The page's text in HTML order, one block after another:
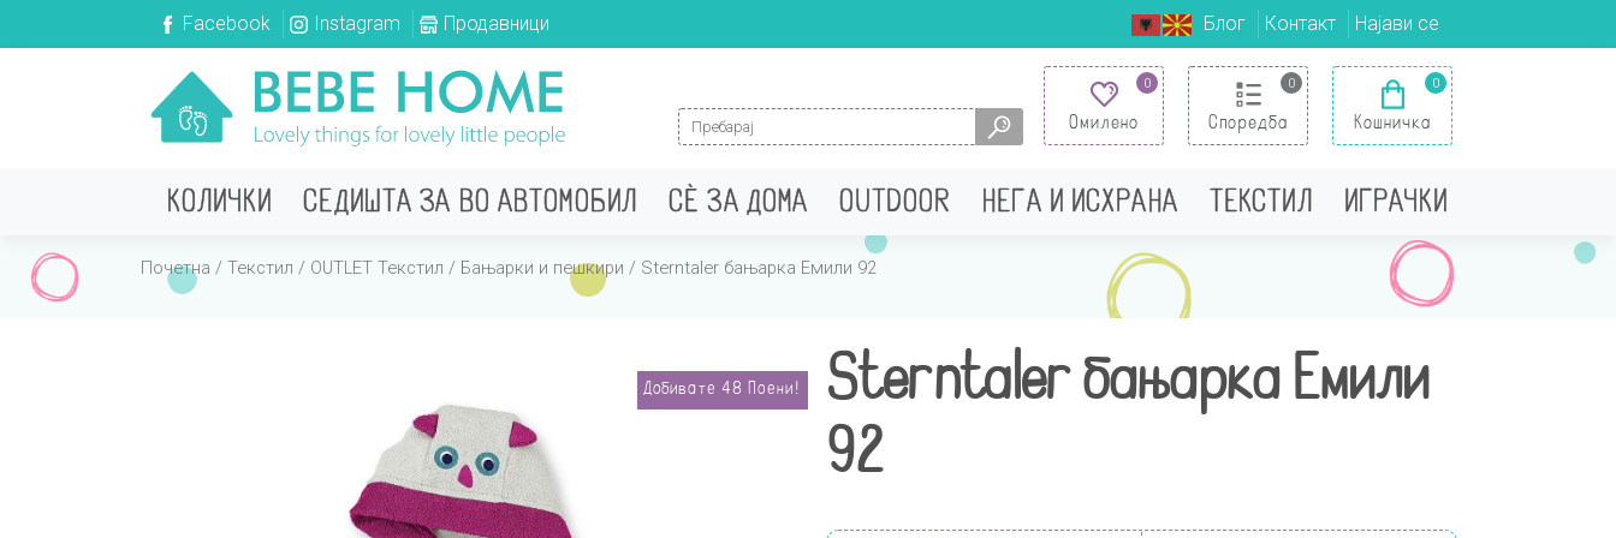
Facebook Instagram Продавници Блог Контакт Најави се
Search for:
0
Омилено
0
Споредба
0
Кошничка
КОЛИЧКИ СЕДИШТА ЗА ВО АВТОМОБИЛ СÈ ЗА ДОМА OUTDOOR НЕГА И ИСХРАНА ТЕКСТИЛ ИГРАЧКИ
Почетна / Текстил / OUTLET Текстил / Бањарки и пешкири / Sterntaler бањарка Емили 92
Добивате 48 Поени!
Sterntaler бањарка Емили
92